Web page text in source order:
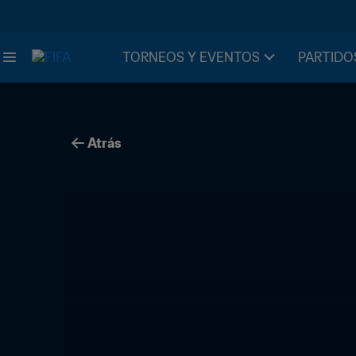
TORNEOS Y EVENTOS
Atrás